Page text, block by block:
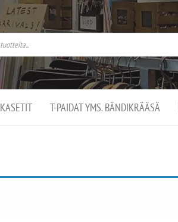
KASETIT T-PAIDAT YMS. BÄNDIKRÄÄSÄ